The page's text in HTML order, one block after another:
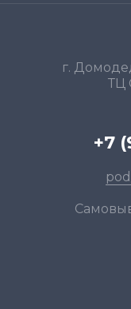
г.
ТЦ
+7